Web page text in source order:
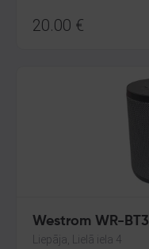
20.00 €
Westrom WR-
Liepāja, Lielā iela 4